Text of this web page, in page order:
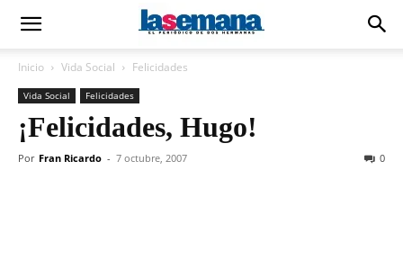
Inicio Vida Social Felicidades
Vida Social Felicidades
¡Felicidades, Hugo!
Por Fran Ricardo - 7 octubre, 2007 0